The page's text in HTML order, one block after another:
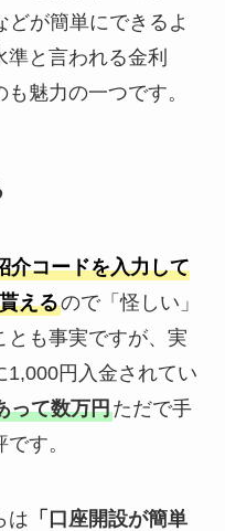
どが簡単にできるよ
と言われる金利
魅力の一つです。
介コードを入力して
えるので「怪しい」
とも事実ですが、実
1,000円入金されてい
って数万円ただで手
す。
は 「口座開設が簡単